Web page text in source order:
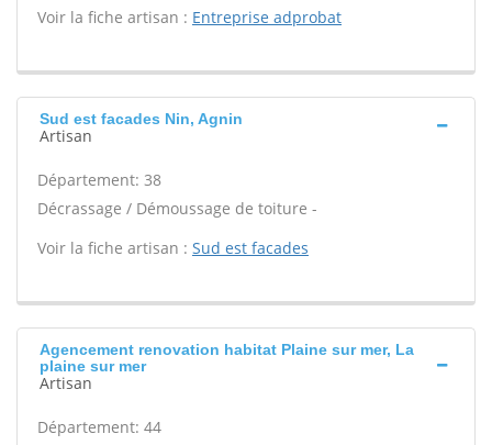
Voir la fiche artisan : Entreprise adprobat
Sud est facades Nin, Agnin
Artisan
Département: 38
Décrassage / Démoussage de toiture -
Voir la fiche artisan : Sud est facades
Agencement renovation habitat Plaine sur mer, La
plaine sur mer
Artisan
Département: 44